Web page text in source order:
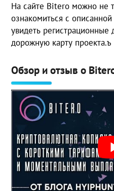
На сайте Bitero можно не
ознакомиться с
увидеть
дорожную карту проекта.ъ
Обзор и отзыв о